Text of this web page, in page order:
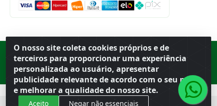
O nosso site coleta cookies próprios e de
terceiros para proporcionar uma experiência
personalizada ao usuário, apresentar
publicidade relevante de acordo com o seu perfil
e melhorar a qualidade do nosso site.
Aceito Negar não essenciais
Rod. SP-215, s/n, km 98 — Área Rural Porto Ferreira ·BR
· CEP
· CNPJ 56.679.863/0001-91
© 2026 Atacado Ideal